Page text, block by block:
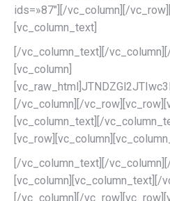
ids=»87″][/vc_column][/
[vc_column_text]
[/vc_column_text][/
[vc_column]
[/vc_column][/
[vc_column_text][/
[/vc_column_text][/
[vc_column][vc_column_text][/
[/vc_column][/